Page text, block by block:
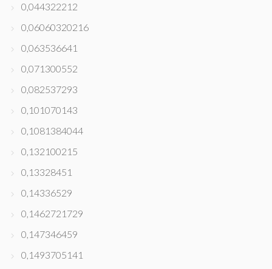
0,044322212
0,06060320216
0,063536641
0,071300552
0,082537293
0,101070143
0,1081384044
0,132100215
0,13328451
0,14336529
0,1462721729
0,147346459
0,1493705141